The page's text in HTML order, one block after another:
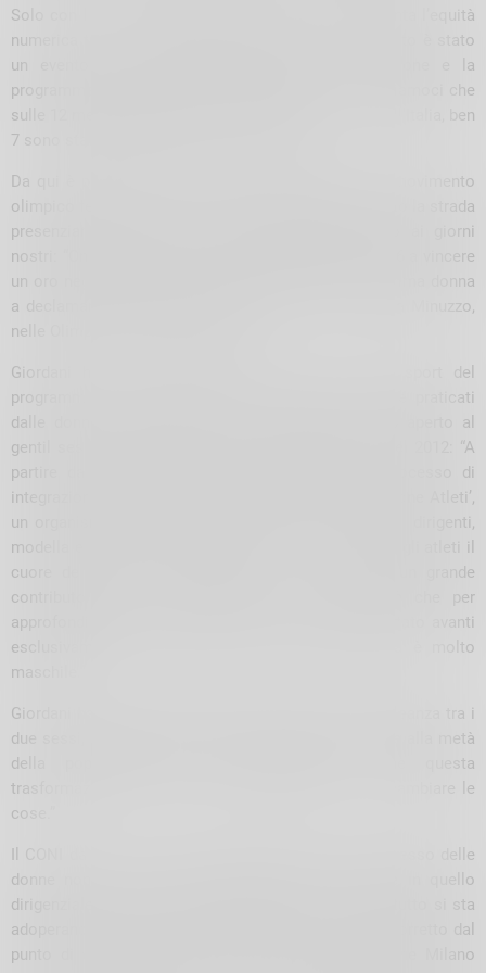
Solo con le ultime Olimpiadi parigine è stata raggiunta l’equità
numerica tra i partecipanti di entrambi i sessi: “Questo è stato
un evento che ha decisamente cambiato la visione e la
programmazione dei giochi – ha spiegato – e ricordiamoci che
sulle 12 medaglie d’oro delle 40 totali conquistate dall’Italia, ben
7 sono state ottenute dalle nostre donne.”
Da qui è partito un excursus su tutta la storia del movimento
olimpico femminile, da chi, nel lontano 1900, ha aperto la strada
presenziando ai giochi a livello dimostrativo, fino ai giorni
nostri: “Ondina Valla è stata la prima italiana nel 1936 a vincere
un oro negli 80 a ostacoli -ha ricordato- mentre la prima donna
a declamare il giuramento dell’atleta è stata Giuliana Minuzzo,
nelle Olimpiadi invernali del 1956.”
Giordani ha poi sottolineato come non tutti gli sport del
programma olimpico nel passato potessero essere praticati
dalle donne: basti pensare che il ciclismo è stato aperto al
gentil sesso soltanto nell’84 e la boxe addirittura nel 2012: “A
partire dal 1989 c’è stata un’accelerazione nel processo di
integrazione grazie all’insediamento della ‘Commissione Atleti’,
un organismo fatto dagli atleti stessi che, insieme ai dirigenti,
modella e organizza il mondo sportivo. Sono proprio gli atleti il
cuore dello sport -ha proseguito – e forniscono un grande
contributo per il mondo sportivo, sia per equità che per
approfondimenti sul campo tecnico, da sempre portato avanti
esclusivamente dagli uomini, perché questa realtà è molto
maschile.”
Giordani ha inoltre sottolineato la necessità di un’alleanza tra i
due sessi, “perché è davvero assurdo non consentire alla metà
della popolazione di non partecipare e che questa
trasformazione è l’esempio della volontà di voler cambiare le
cose.”
Il CONI da diversi anni sta cercando di favorire l’ingresso delle
donne non solo in ambito competitivo, ma anche in quello
dirigenziale e tecnico, degli ufficiali di gara e soprattutto si sta
adoperando affinché il racconto dello sport sia più corretto dal
punto di vista della parità: “Di recente la Fondazione Milano